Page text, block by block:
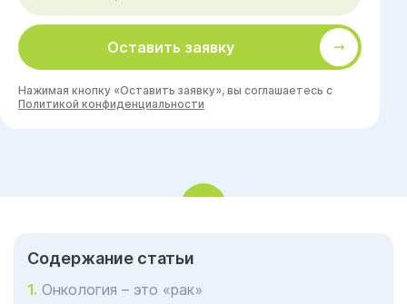
Оставить заявку
Нажимая кнопку «Оставить заявку», вы соглашаетесь с
Политикой конфиденциальности
Cодержание статьи
Онкология – это «рак»